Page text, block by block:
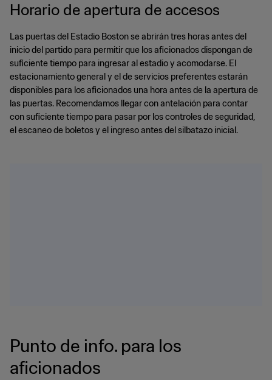
Horario de apertura de accesos
Las puertas del Estadio Boston se abrirán tres horas antes del
inicio del partido para permitir que los aficionados dispongan de
suficiente tiempo para ingresar al estadio y acomodarse. El
estacionamiento general y el de servicios preferentes estarán
disponibles para los aficionados una hora antes de la apertura de
las puertas. Recomendamos llegar con antelación para contar
con suficiente tiempo para pasar por los controles de seguridad,
el escaneo de boletos y el ingreso antes del silbatazo inicial.
Punto de info. para los
aficionados